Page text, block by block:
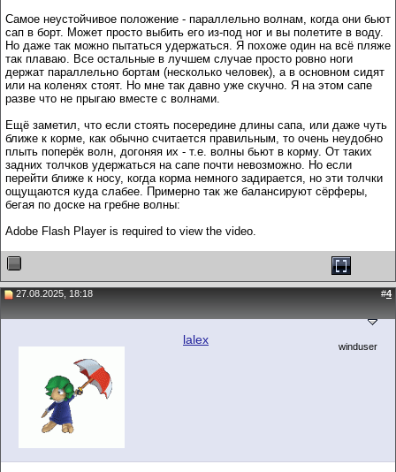
Самое неустойчивое положение - параллельно волнам, когда они бьют
сап в борт. Может просто выбить его из-под ног и вы полетите в воду.
Но даже так можно пытаться удержаться. Я похоже один на всё пляже
так плаваю. Все остальные в лучшем случае просто ровно ноги
держат параллельно бортам (несколько человек), а в основном сидят
или на коленях стоят. Но мне так давно уже скучно. Я на этом сапе
разве что не прыгаю вместе с волнами.
Ещё заметил, что если стоять посередине длины сапа, или даже чуть
ближе к корме, как обычно считается правильным, то очень неудобно
плыть поперёк волн, догоняя их - т.е. волны бьют в корму. От таких
задних толчков удержаться на сапе почти невозможно. Но если
перейти ближе к носу, когда корма немного задирается, но эти толчки
ощущаются куда слабее. Примерно так же балансируют сёрферы,
бегая по доске на гребне волны:
Adobe Flash Player is required to view the video.
27.08.2025, 18:18 #4
lalex winduser